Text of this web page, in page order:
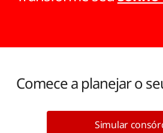
Comece a planejar o
Simular